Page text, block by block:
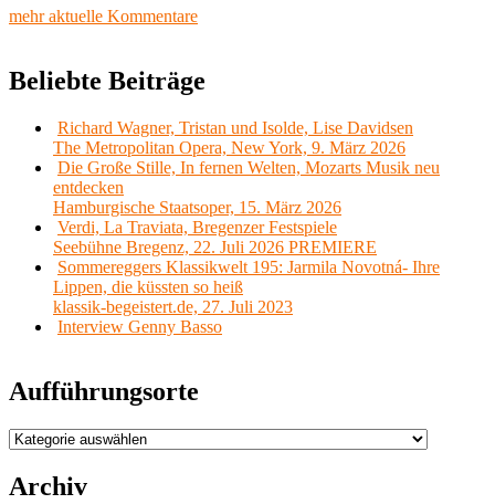
mehr aktuelle Kommentare
Beliebte Beiträge
Richard Wagner, Tristan und Isolde, Lise Davidsen
The Metropolitan Opera, New York, 9. März 2026
Die Große Stille, In fernen Welten, Mozarts Musik neu
entdecken
Hamburgische Staatsoper, 15. März 2026
Verdi, La Traviata, Bregenzer Festspiele
Seebühne Bregenz, 22. Juli 2026 PREMIERE
Sommereggers Klassikwelt 195: Jarmila Novotná- Ihre
Lippen, die küssten so heiß
klassik-begeistert.de, 27. Juli 2023
Interview Genny Basso
Aufführungsorte
Aufführungsorte
Archiv